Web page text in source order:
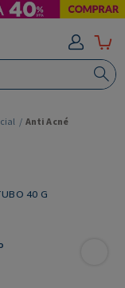
Anti Acné
40 G